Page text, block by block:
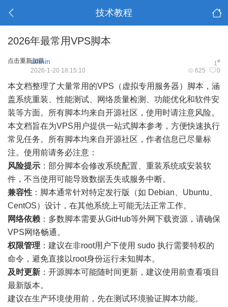
技术教程
2026年最常用VPS脚本
点击重新加载 1#
admin
625 0
2026-1-20 18:15:10
本文档整理了大量常用的VPS（虚拟专用服务器）脚本，涵
盖系统重装、性能测试、网络质量检测、功能优化和软件安
装等方面。所有脚本均来自开源社区，使用时请注意风险。
本文档旨在为VPS用户提供一站式脚本参考，方便快速执行
常见任务。所有脚本均来自开源社区，作者信息已尽量标
注。使用前请务必注意：
风险提示 ：部分脚本会修改系统配置、重装系统或安装软
件，不当使用可能导致数据丢失或服务中断。
兼容性 ：脚本通常针对特定发行版（如 Debian、Ubuntu、
CentOS）设计，在其他系统上可能无法正常工作。
网络依赖 ：多数脚本需要从GitHub等外网下载资源，请确保
VPS网络畅通。
权限管理 ：建议在非root用户下使用 sudo 执行需要特权的
命令，避免直接以root身份运行未知脚本。
及时更新 ：开源脚本可能随时间更新，建议使用前查看项目
最新版本。
建议在生产环境使用前，先在测试环境验证脚本功能。